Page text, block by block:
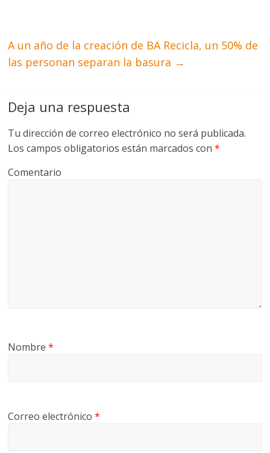
A un año de la creación de BA Recicla, un 50% de
las personan separan la basura →
Deja una respuesta
Tu dirección de correo electrónico no será publicada.
Los campos obligatorios están marcados con*
Comentario
Nombre*
Correo electrónico*